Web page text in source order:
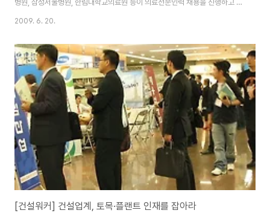
병원, 삼성서울병원, 한림대학교의료원 등이 의료전문인력 채용을 진행하고 있
다. ◆ 동국대학교병원(http://duih.org)이 2010년 졸업예정 신규간호사를
이력서 등 제출서류는 인터넷 등록 후 출력하여 작성한 뒤 다른 서류들과 함께
우편, 방문제출하면 된다. 자세한 접수방법은 병원 홈페이지 참조. ◆ 인하대병
원(http://inha.com)이 2010년 신규간호사를 모집한다. 접수기간은 6월 22
일 ~ 6월 26일(17:30)까지이며, 온라인 지원 접수 후 지원서 ..
2009. 6. 20.
[건설워커] 건설업계, 토목·플랜트 인재를 잡아라